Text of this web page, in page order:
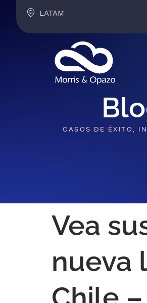
LATAM
CASOS DE ÉXITO,
Vea
nueva